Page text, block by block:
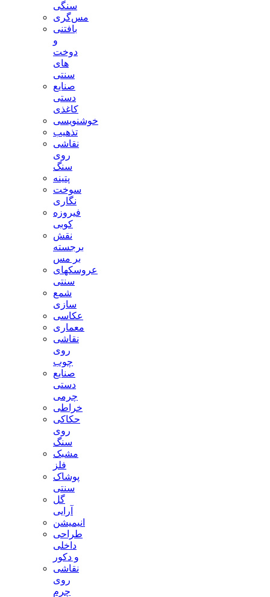
سنگی
مس‌گری
بافتنی‌
و
دوخت
های
سنتی
صنایع
دستی
کاغذی
خوشنویسی
تذهیب
نقاشی
روی
سنگ
پتینه
سوخت
نگاری
فیروزه
کوبی
نقش
برجسته
بر مس
عروسکهای
سنتی
شمع
سازی
عکاسی
معماری
نقاشی
روی
چوب
صنایع
دستی
چرمی
خراطی
حکاکی
روی
سنگ
مشبک
فلز
پوشاک
سنتی
گل
آرایی
انیمیشن
طراحی
داخلی
و دکور
نقاشی
روی
چرم